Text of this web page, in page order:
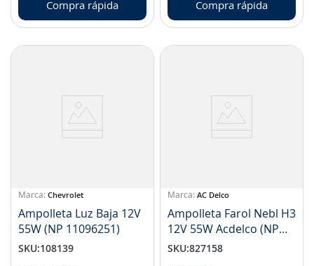
Compra rápida Compra rápida
Chevrolet
Ampolleta Luz Baja 12V
55W (NP 11096251)
SKU:108139
AC Delco
Ampolleta Farol Nebl H3
12V 55W Acdelco (NP
8931614)
SKU:827158